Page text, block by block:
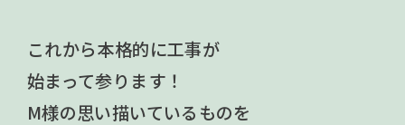
これから本格的に工事が
始まって参ります！
M様の思い描いているものを